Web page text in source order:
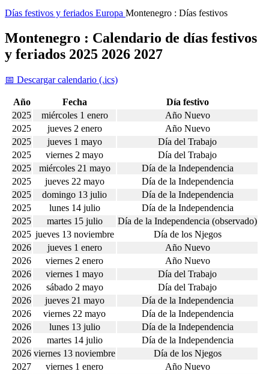
Días festivos y feriados Europa Montenegro : Días festivos
Montenegro : Calendario de días festivos
y feriados 2025 2026 2027
📅 Descargar calendario (.ics)
Año Fecha
Día festivo
2025
miércoles 1 enero
Año Nuevo
2025
jueves 2 enero
Año Nuevo
2025
jueves 1 mayo
Día del Trabajo
2025
viernes 2 mayo
Día del Trabajo
2025
miércoles 21 mayo
Día de la Independencia
2025
jueves 22 mayo
Día de la Independencia
2025
domingo 13 julio
Día de la Independencia
2025
lunes 14 julio
Día de la Independencia
2025
martes 15 julio
Día de la Independencia (observado)
2025 jueves 13 noviembre
Día de los Njegos
2026
jueves 1 enero
Año Nuevo
2026
viernes 2 enero
Año Nuevo
2026
viernes 1 mayo
Día del Trabajo
2026
sábado 2 mayo
Día del Trabajo
2026
jueves 21 mayo
Día de la Independencia
2026
viernes 22 mayo
Día de la Independencia
2026
lunes 13 julio
Día de la Independencia
2026
martes 14 julio
Día de la Independencia
2026 viernes 13 noviembre
Día de los Njegos
2027
viernes 1 enero
Año Nuevo